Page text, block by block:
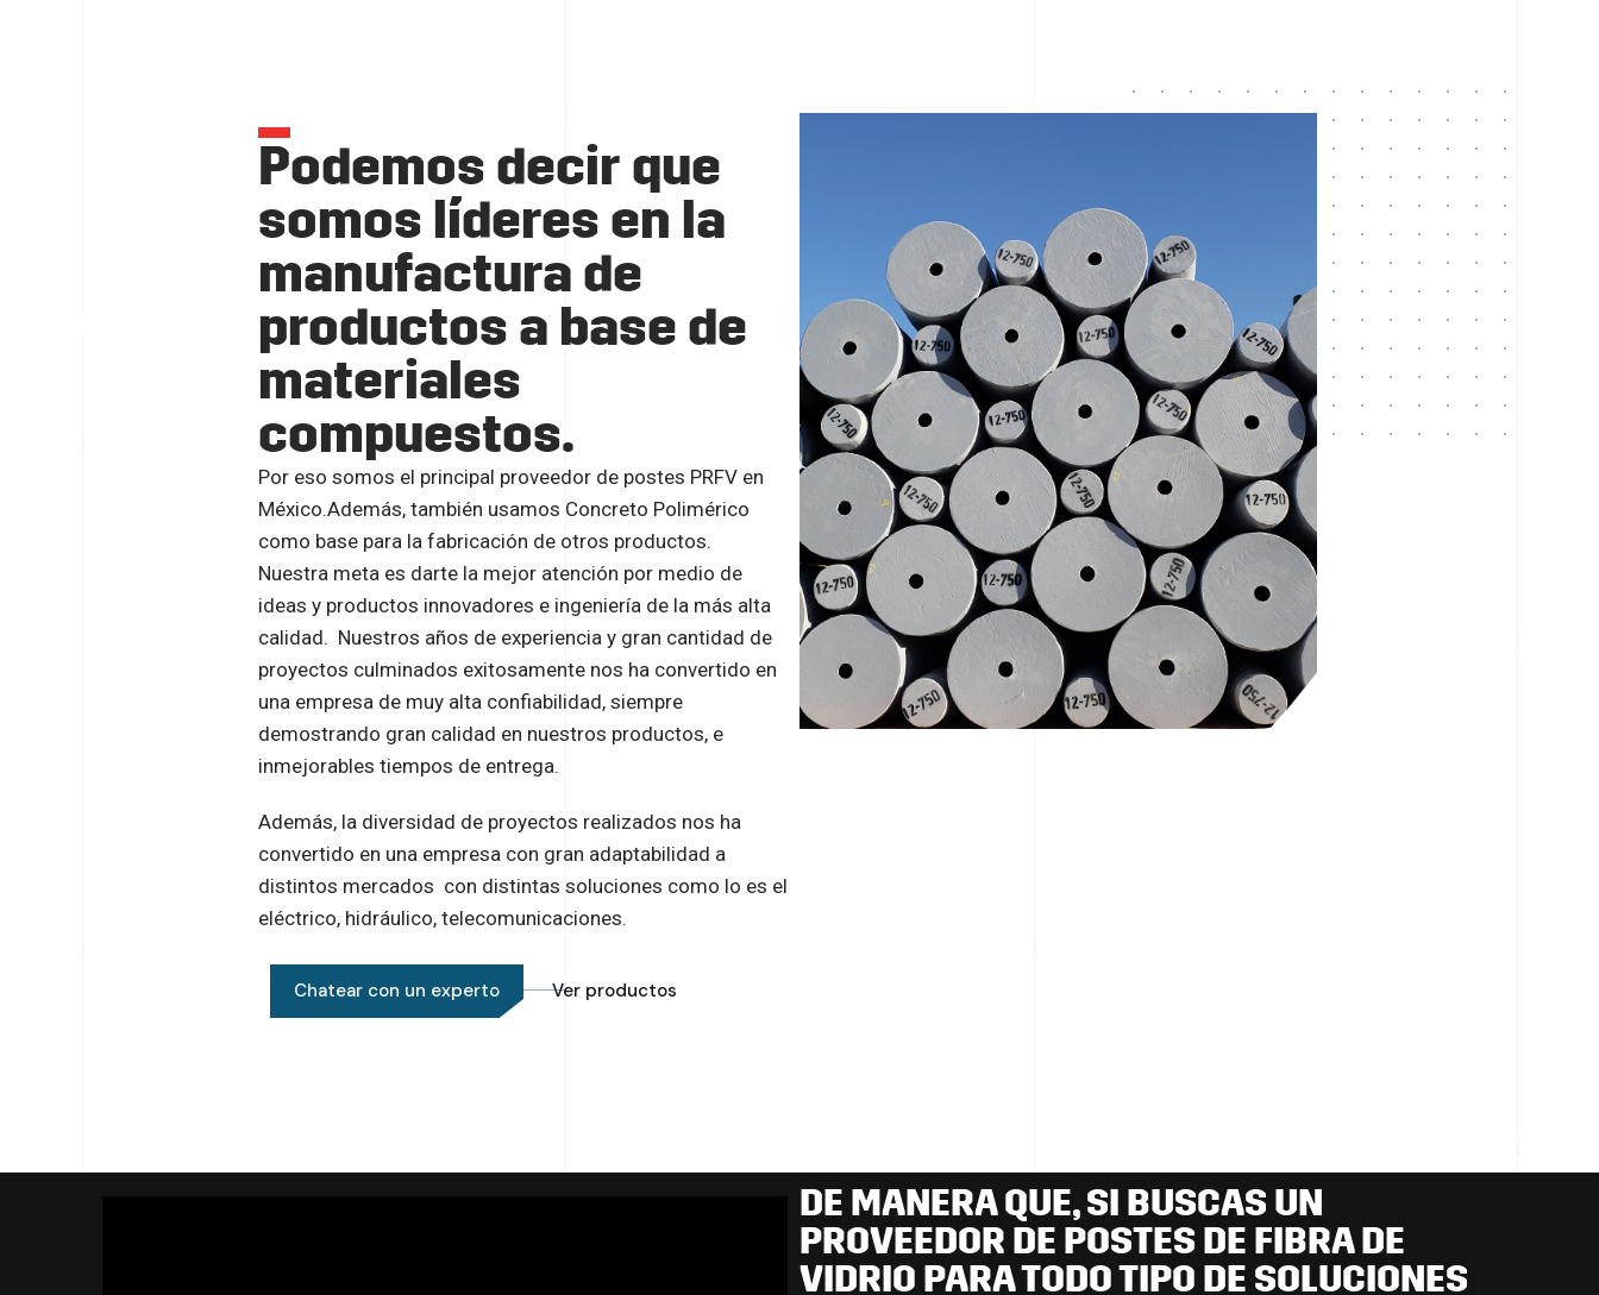
Podemos decir que
somos líderes en la
manufactura de
productos a base de
materiales
compuestos.
Por eso somos el principal proveedor de postes PRFV en
México.Además, también usamos Concreto Polimérico
como base para la fabricación de otros productos.
Nuestra meta es darte la mejor atención por medio de
ideas y productos innovadores e ingeniería de la más alta
calidad. Nuestros años de experiencia y gran cantidad de
proyectos culminados exitosamente nos ha convertido en
una empresa de muy alta confiabilidad, siempre
demostrando gran calidad en nuestros productos, e
inmejorables tiempos de entrega.
Además, la diversidad de proyectos realizados nos ha
convertido en una empresa con gran adaptabilidad a
distintos mercados con distintas soluciones como lo es el
eléctrico, hidráulico, telecomunicaciones.
Chatear con un experto Ver productos
DE MANERA QUE, SI BUSCAS UN
PROVEEDOR DE POSTES DE FIBRA DE
VIDRIO PARA TODO TIPO DE SOLUCIONES